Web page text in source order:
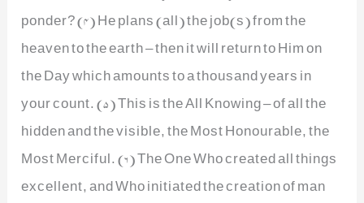
ponder? (4) He plans (all) the job(s) from the
heaven to the earth – then it will return to Him on
the Day which amounts to a thousand years in
your count. (5) This is the All Knowing – of all the
hidden and the visible, the Most Honourable, the
Most Merciful. (6) The One Who created all things
excellent, and Who initiated the creation of man